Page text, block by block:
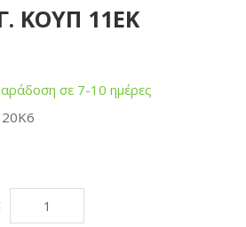
ΚΟΥΠ 11ΕΚ
σε 7-10 ημέρες